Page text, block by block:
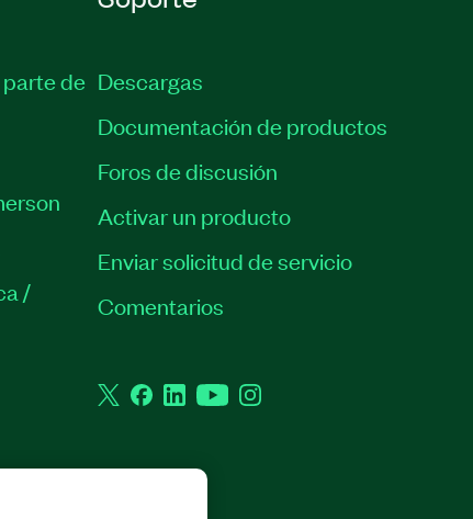
de
/
Descargas
Documentación de productos
Foros de discusión
Activar un producto
Enviar solicitud de servicio
Comentarios
TwitterFacebook
LinkedInYouTubeInstagram